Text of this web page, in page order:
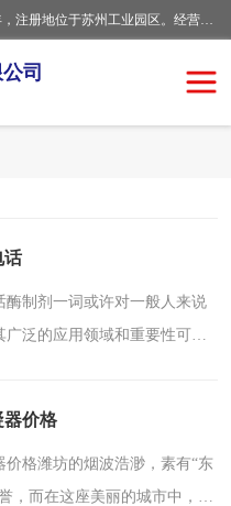
江苏富顺达吊装搬运有限公司成立于2014年，注册地位于苏州工业园区。经营范围包括起重吊装、搬运装卸服务；叉车、吊车租赁；水电安装；机电工程施工及维护；机电设备安装；家政服务、保洁服务。苏州搬运公司，苏州叉车出租，苏州吊车出租，苏州工厂设备搬运，专业设备吊装服务。
司
话
酶制剂一词或许对一般人来说
泛的应用领域和重要性可能
关重..
器价格
价格潍坊的烟波浩渺，素有“东
，而在这座美丽的城市中，我
设备包装
起重吊装
专业设备吊装服务
叉车出租租赁服务